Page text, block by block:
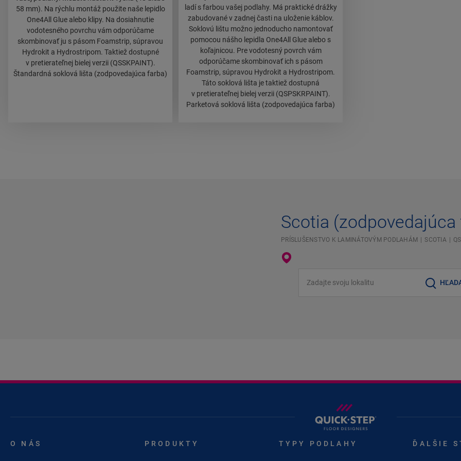
58 mm). Na rýchlu montáž použite naše lepidlo
One4All Glue alebo klipy. Na dosiahnutie
vodotesného povrchu vám odporúčame
skombinovať ju s pásom Foamstrip, súpravou
Hydrokit a Hydrostripom. Taktiež dostupné
v pretierateľnej bielej verzii (QSSKPAINT).
Štandardná soklová lišta (zodpovedajúca farba)
ladí s farbou vašej podlahy. Má praktické drážky
zabudované v zadnej časti na uloženie káblov.
Soklovú lištu možno jednoducho namontovať
pomocou nášho lepidla One4All Glue alebo s
koľajnicou. Pre vodotesný povrch vám
odporúčame skombinovať ich s pásom
Foamstrip, súpravou Hydrokit a Hydrostripom.
Táto soklová lišta je taktiež dostupná
v pretierateľnej bielej verzii (QSPSKRPAINT).
Parketová soklová lišta (zodpovedajúca farba)
Scotia (zodpovedajúca
PRÍSLUŠENSTVO K LAMINÁTOVÝM PODLAHÁM SCOTIA
O NÁS PRODUKTY TYPY PODLAHY ĎALŠIE